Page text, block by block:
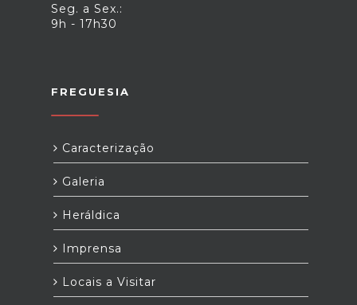
Seg. a Sex.:
9h - 17h30
FREGUESIA
Caracterização
Galeria
Heráldica
Imprensa
Locais a Visitar